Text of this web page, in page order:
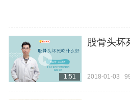
1:51
股骨头坏
2018-01-03